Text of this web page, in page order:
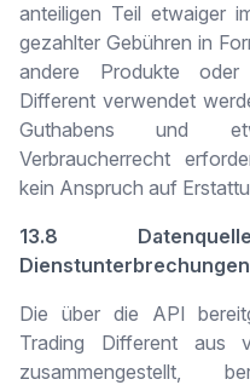
anteiligen Teil etwaiger
gezahlter Gebühren in
andere Produkte
Different verwendet
Guthabens und
Verbraucherrecht
kein Anspruch auf
13.8
Dienstunterbrechungen
Die über die API
Trading Different aus
zusammengestellt,